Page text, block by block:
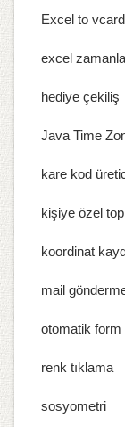
Excel to vcard
excel
hediye çekiliş
Java Time
kare kod
kişiye özel
koordinat
mail
otomatik form
renk tıklama
sosyometri